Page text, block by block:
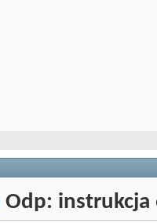
Odp: instrukcja